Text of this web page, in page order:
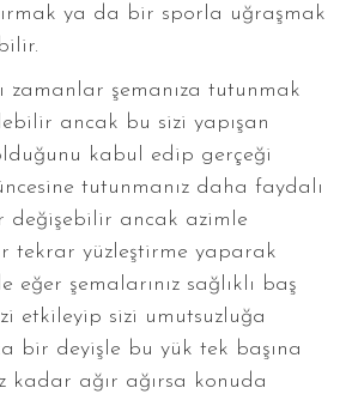
ya da bir sporla uğraşmak
zamanlar şemanıza tutunmak
ancak bu sizi yapışan
kabul edip gerçeği
tutunmanız daha faydalı
değişebilir ancak azimle
tekrar yüzleştirme yaparak
eğer şemalarınız sağlıklı baş
etkileyip sizi umutsuzluğa
bir deyişle bu yük tek başına
kadar ağır ağırsa konuda